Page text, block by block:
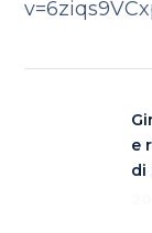
e
di